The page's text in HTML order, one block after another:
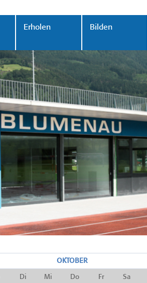
Erholen Bilden
OKTOBER
Di Mi Do Fr Sa